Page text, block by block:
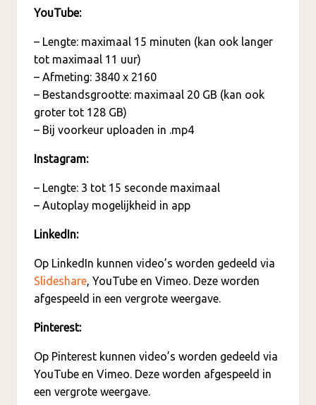
YouTube:
– Lengte: maximaal 15 minuten (kan ook langer
tot maximaal 11 uur)
– Afmeting: 3840 x 2160
– Bestandsgrootte: maximaal 20 GB (kan ook
groter tot 128 GB)
– Bij voorkeur uploaden in .mp4
Instagram:
– Lengte: 3 tot 15 seconde maximaal
– Autoplay mogelijkheid in app
LinkedIn:
Op LinkedIn kunnen video’s worden gedeeld via
Slideshare, YouTube en Vimeo. Deze worden
afgespeeld in een vergrote weergave.
Pinterest:
Op Pinterest kunnen video’s worden gedeeld via
YouTube en Vimeo. Deze worden afgespeeld in
een vergrote weergave.